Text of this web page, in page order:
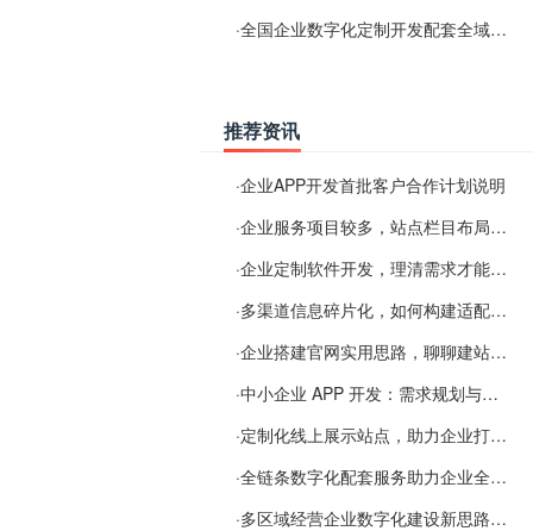
·全国企业数字化定制开发配套全域搜索优化服务
推荐资讯
·企业APP开发首批客户合作计划说明
·企业服务项目较多，站点栏目布局规划参考思路
·企业定制软件开发，理清需求才能提升数字化落地效率
·多渠道信息碎片化，如何构建适配 AI 检索的品牌信息源
·企业搭建官网实用思路，聊聊建站容易忽视的问题
·中小企业 APP 开发：需求规划与项目落地避坑经验分享
·定制化线上展示站点，助力企业打通线上经营渠道
·全链条数字化配套服务助力企业全域线上经营
·多区域经营企业数字化建设新思路：多端载体与地域检索一体化落地思路分享